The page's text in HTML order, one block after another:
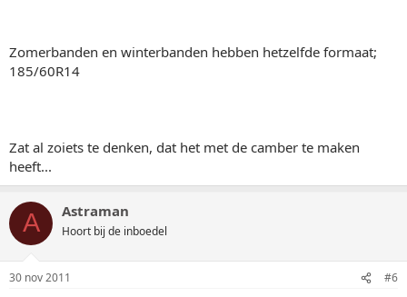
Zomerbanden en winterbanden hebben hetzelfde formaat;
185/60R14
Zat al zoiets te denken, dat het met de camber te maken
heeft...
A Astraman
Hoort bij de inboedel
30 nov 2011 #6